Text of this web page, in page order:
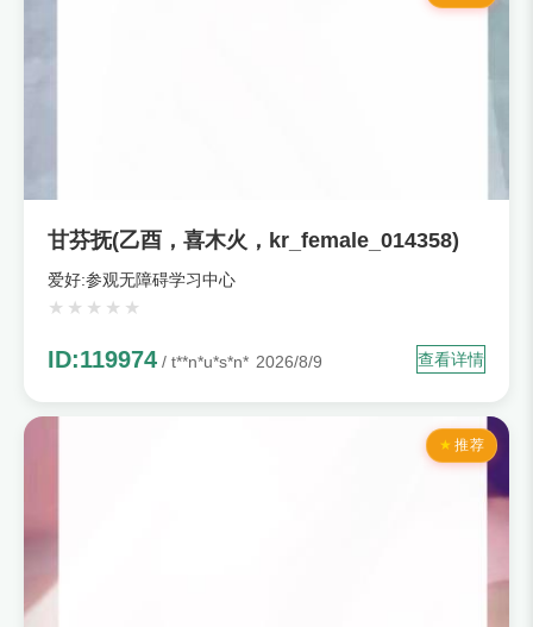
甘芬抚(乙酉，喜木火，kr_female_014358)
爱好:参观无障碍学习中心
ID:119974 / t**n*u*s*n* 2026/8/9 查看详情
推荐